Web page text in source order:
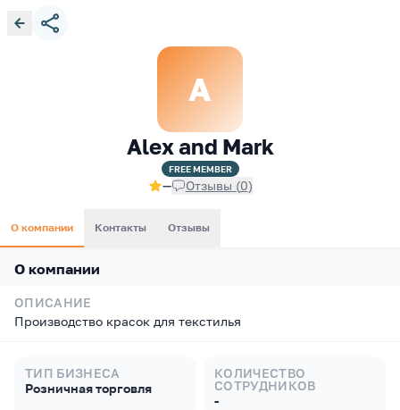
A
Alex and Mark
FREEMEMBER
— Отзывы (0)
О компании Контакты Отзывы
О компании
ОПИСАНИЕ
Производство красок для текстилья
ТИП БИЗНЕСА
Розничная торговля
КОЛИЧЕСТВО
СОТРУДНИКОВ
-